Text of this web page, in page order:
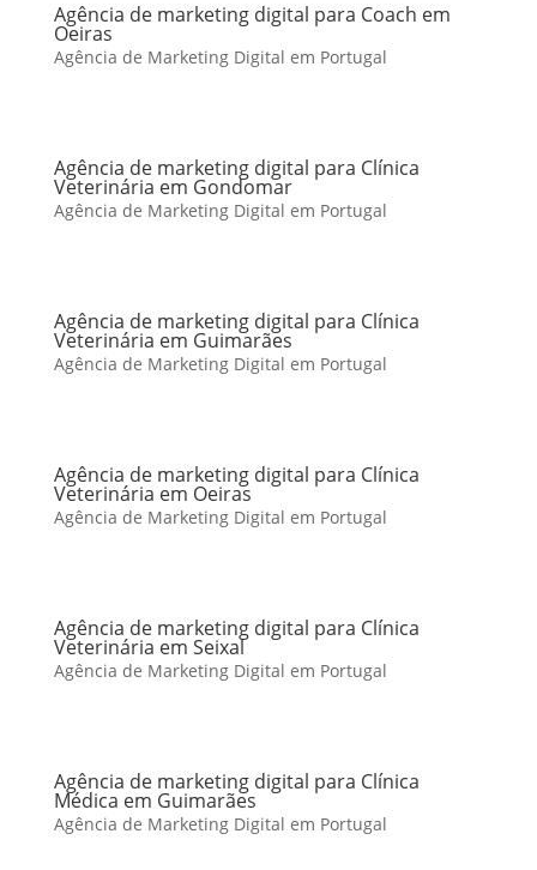
Agência de marketing digital para Coach em
Oeiras
Agência de Marketing Digital em Portugal
Agência de marketing digital para Clínica
Veterinária em Gondomar
Agência de Marketing Digital em Portugal
Agência de marketing digital para Clínica
Veterinária em Guimarães
Agência de Marketing Digital em Portugal
Agência de marketing digital para Clínica
Veterinária em Oeiras
Agência de Marketing Digital em Portugal
Agência de marketing digital para Clínica
Veterinária em Seixal
Agência de Marketing Digital em Portugal
Agência de marketing digital para Clínica
Médica em Guimarães
Agência de Marketing Digital em Portugal